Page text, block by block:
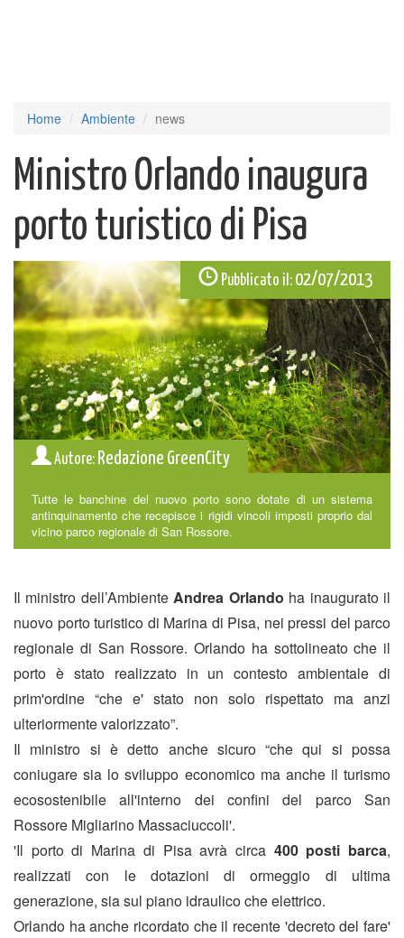
Home Ambiente news
Ministro Orlando inaugura
porto turistico di Pisa
Pubblicato il: 02/07/2013
Autore: Redazione GreenCity
Tutte le banchine del nuovo porto sono dotate di un sistema
antinquinamento che recepisce i rigidi vincoli imposti proprio dal
vicino parco regionale di San Rossore.
Il ministro dell’AmbienteAndrea Orlando ha inaugurato il
nuovo porto turistico di Marina di Pisa, nei pressi del parco
regionale di San Rossore. Orlando ha sottolineato che il
porto è stato realizzato in un contesto ambientale di
prim'ordine “che e' stato non solo rispettato ma anzi
ulteriormente valorizzato”.
Il ministro si è detto anche sicuro “che qui si possa
coniugare sia lo sviluppo economico ma anche il turismo
ecosostenibile all'interno dei confini del parco San
Rossore Migliarino Massaciuccoli'.
'Il porto di Marina di Pisa avrà circa 400 posti barca,
realizzati con le dotazioni di ormeggio di ultima
generazione, sia sul piano idraulico che elettrico.
Orlando ha anche ricordato che il recente 'decreto del fare'